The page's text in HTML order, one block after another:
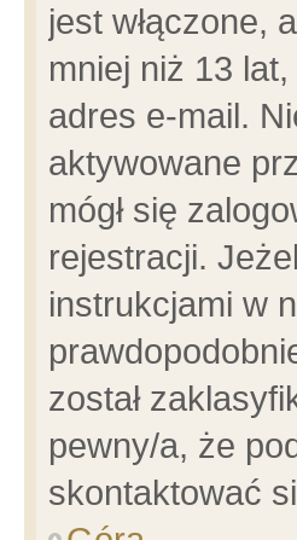
jest włączone,
mniej niż 13
adres e-mail.
aktywowane
mógł się
rejestracji.
instrukcjami w
został
pewny/a, że
skontaktować